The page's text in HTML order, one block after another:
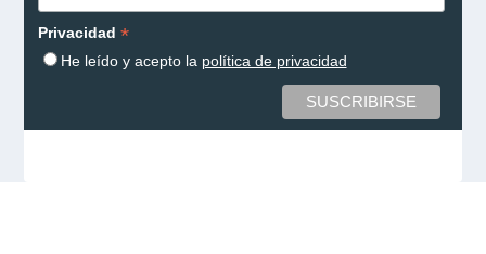
Privacidad *
He leído y acepto la política de privacidad